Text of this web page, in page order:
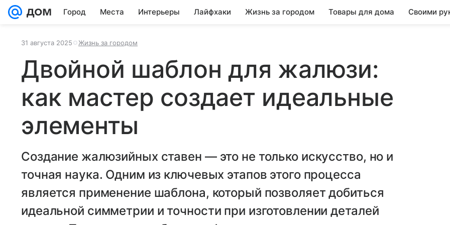
Город Места Интерьеры Лайфхаки Жизнь за городом Товары для дома Своими
31 августа 2025 Жизнь за городом
Двойной шаблон для жалюзи:
как мастер создает идеальные
элементы
Создание жалюзийных ставен — это не только искусство, но и
точная наука. Одним из ключевых этапов этого процесса
является применение шаблона, который позволяет добиться
идеальной симметрии и точности при изготовлении деталей